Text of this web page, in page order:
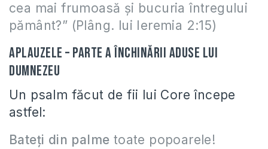
cea mai frumoasă şi bucuria întregului
pământ?” (Plâng. lui Ieremia 2:15)
Aplauzele – parte a închinării aduse lui
Dumnezeu
Un psalm făcut de fii lui Core începe
astfel:
Bateţi din palme toate popoarele!